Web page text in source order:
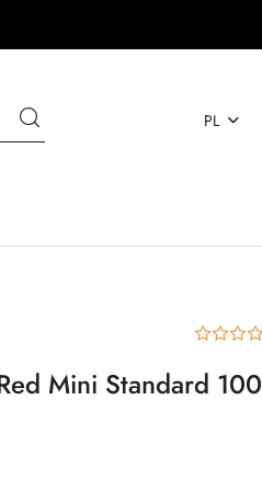
PL
Mini Standard 100